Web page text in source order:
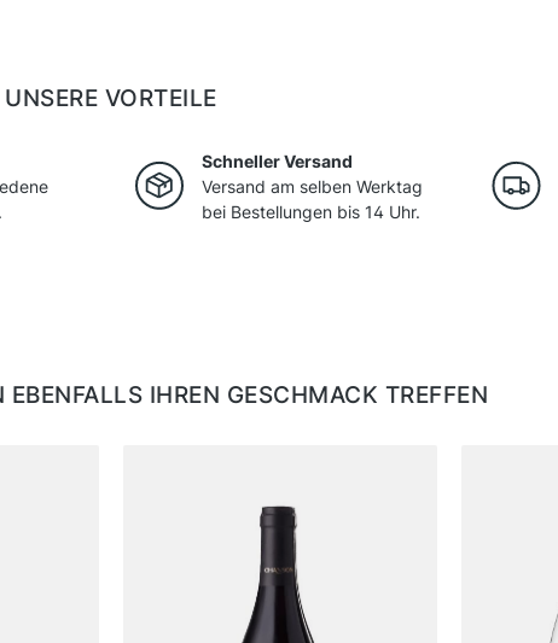
UNSERE VORTEILE
Schneller Versand
Versand am selben Werktag
bei Bestellungen bis 14 Uhr.
IHREN GESCHMACK TREFFEN